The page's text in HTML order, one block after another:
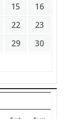
15
16
22
23
29
30